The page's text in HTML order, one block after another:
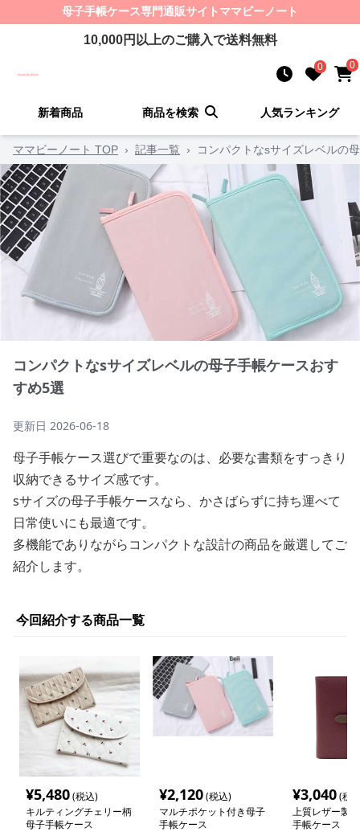
母子手帳ケース専門通販サイト ママビーノート
10,000円以上のご購入で送料無料
0 0
新着商品 商品を検索 人気ランキング
ママビーノート TOP › 記事一覧 › コンパクトなsサイズレベルの
コンパクトなsサイズレベルの母子手帳ケースおす
すめ5選
更新日 2026-06-18
母子手帳ケース選びで重要なのは、必要な書類をすっきり
収納できるサイズ感です。
sサイズの母子手帳ケースなら、かさばらずに持ち運べて
日常使いにも最適です。
多機能でありながらコンパクトな設計の商品を厳選してご
紹介します。
今回紹介する商品一覧
¥5,480(税込)
キルティングチェリー柄
母子手帳ケース
¥2,120(税込)
マルチポケット付き母子
手帳ケース
¥3,040(税
上質レザー製
手帳ケース